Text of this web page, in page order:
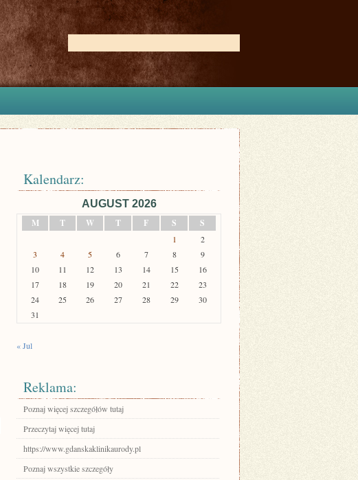
Kalendarz:
AUGUST 2026
M
T W T F S S
1
2
3
4 5 6 7 8
9
10
11 12 13 14 15
16
17
18 19 20 21 22
23
24
25 26 27 28 29
30
31
« Jul
Reklama:
Poznaj więcej szczegółów tutaj
Przeczytaj więcej tutaj
https://www.gdanskaklinikaurody.pl
Poznaj wszystkie szczegóły